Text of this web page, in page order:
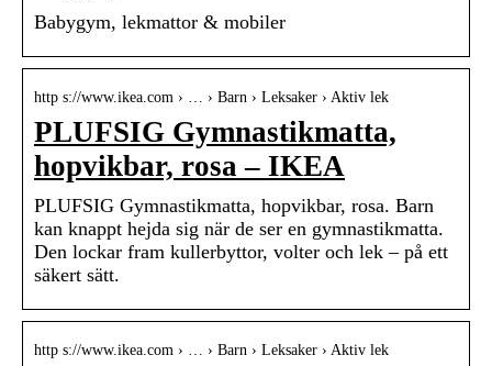
Babygym, lekmattor & mobiler
http s://www.ikea.com › … › Barn › Leksaker › Aktiv lek
PLUFSIG Gymnastikmatta,
hopvikbar, rosa – IKEA
PLUFSIG Gymnastikmatta, hopvikbar, rosa. Barn
kan knappt hejda sig när de ser en gymnastikmatta.
Den lockar fram kullerbyttor, volter och lek – på ett
säkert sätt.
http s://www.ikea.com › … › Barn › Leksaker › Aktiv lek